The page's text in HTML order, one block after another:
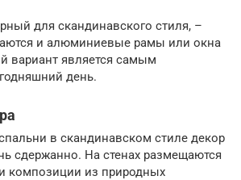
для скандинавского стиля, –
и алюминиевые рамы или окна
вариант является самым
день.
в скандинавском стиле декор
сдержанно. На стенах размещаются
композиции из природных